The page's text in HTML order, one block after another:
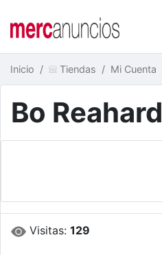
Inicio Tiendas Mi Cuenta
Bo Reahard
Visitas:129